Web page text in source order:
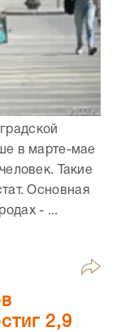
в марте-мае
Такие
Основная
- ...
2,9